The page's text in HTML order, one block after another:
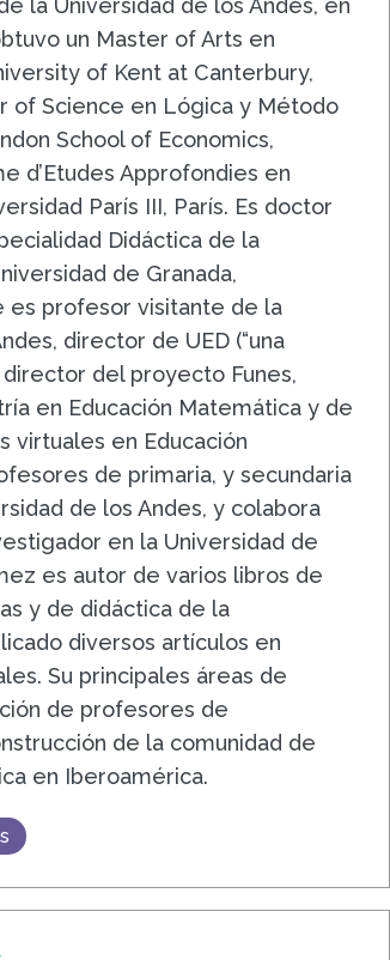
un Master of Arts en
of Kent at Canterbury,
of Science en Lógica y Método
School of Economics,
d’Etudes Approfondies en
París III, París. Es doctor
Didáctica de la
de Granada,
es profesor visitante de la
director de UED (“una
del proyecto Funes,
en Educación Matemática y de
virtuales en Educación
de primaria, y secundaria
de los Andes, y colabora
en la Universidad de
es autor de varios libros de
y de didáctica de la
diversos artículos en
Su principales áreas de
de profesores de
de la comunidad de
en Iberoamérica.